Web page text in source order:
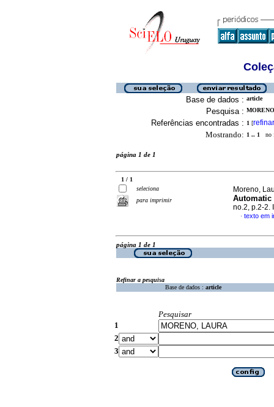
Base de dados : article
Pesquisa :
Referências encontradas : 1 [refinar
Mostrando: 1 .. 1 no
página 1 de 1
1 / 1
seleciona
para imprimir
Moreno,
Automatic
no.2, p.2-2.
· texto em
página 1 de 1
Refinar a pesquisa
Base de dados : article
Pesquisar
1
2
3